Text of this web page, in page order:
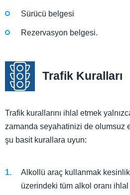
Sürücü belgesi
Rezervasyon belgesi.
Trafik Kuralları
Trafik kurallarını ihlal etmek
zamanda seyahatinizi de olumsuz
şu basit kurallara uyun:
Alkollü araç kullanmak
üzerindeki tüm alkol oranı ihlal